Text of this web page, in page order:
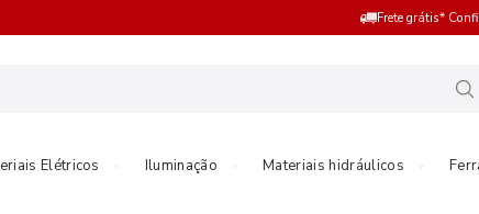
Frete grátis*
Elétricos Iluminação Materiais hidráulicos